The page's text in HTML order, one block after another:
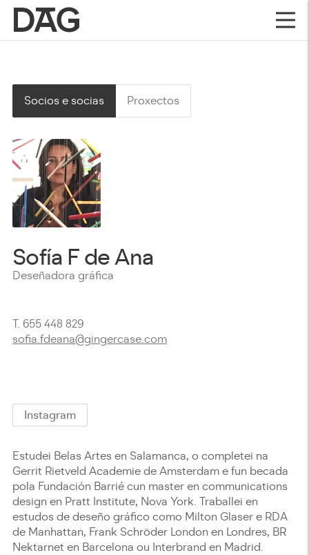
Socios e socias Proxectos
Sofía F de Ana
Deseñadora gráfica
T. 655 448 829
sofia.fdeana@gingercase.com
Instagram
Estudei Belas Artes en Salamanca, o completei na
Gerrit Rietveld Academie de Amsterdam e fun becada
pola Fundación Barrié cun master en communications
design en Pratt Institute, Nova York. Traballei en
estudos de deseño gráfico como Milton Glaser e RDA
de Manhattan, Frank Schröder London en Londres, BR
Nektarnet en Barcelona ou Interbrand en Madrid.